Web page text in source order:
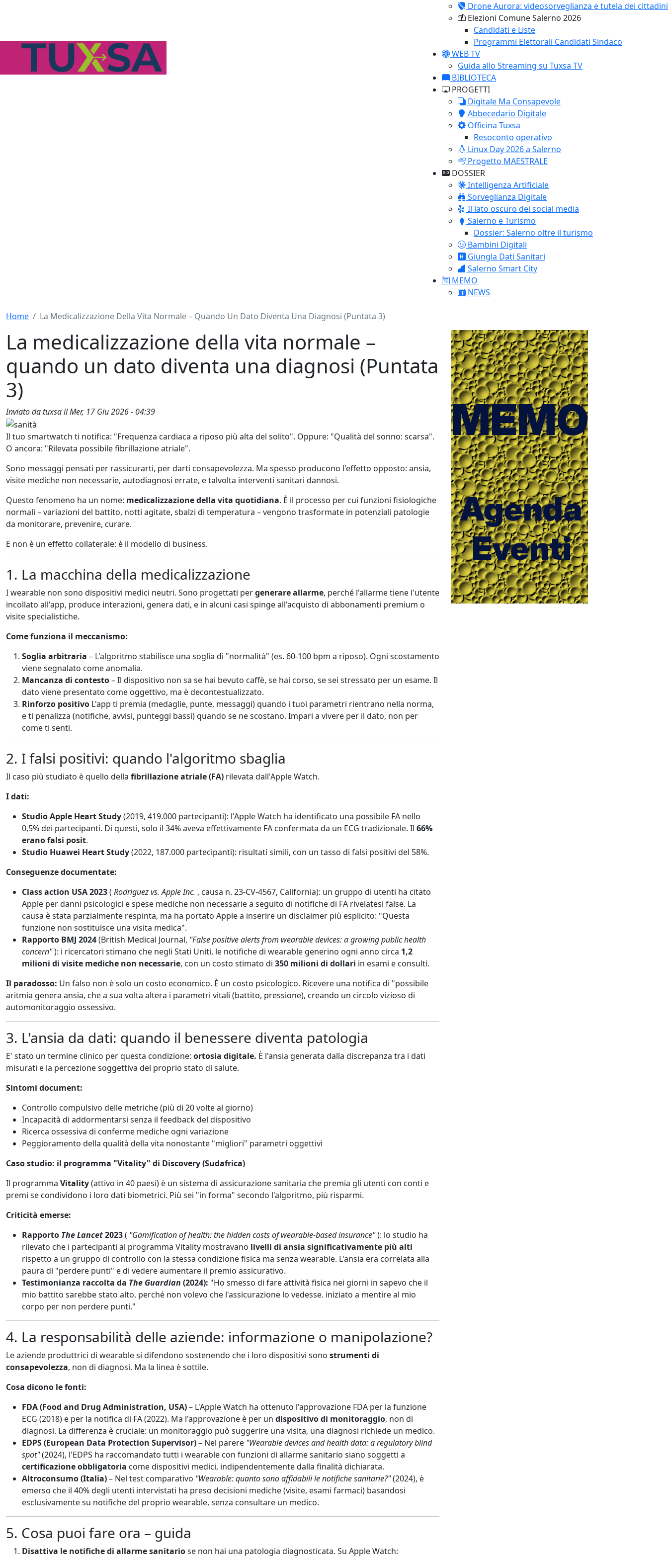
Drone Aurora: videosorveglianza e tutela dei cittadini
Elezioni Comune Salerno 2026
Candidati e Liste
Programmi Elettorali Candidati Sindaco
WEB TV
Guida allo Streaming su Tuxsa TV
BIBLIOTECA
PROGETTI
Digitale Ma Consapevole
Abbecedario Digitale
Officina Tuxsa
Resoconto operativo
Linux Day 2026 a Salerno
Progetto MAESTRALE
DOSSIER
Intelligenza Artificiale
Sorveglianza Digitale
Il lato oscuro dei social media
Salerno e Turismo
Dossier: Salerno oltre il turismo
Bambini Digitali
Giungla Dati Sanitari
Salerno Smart City
MEMO
NEWS
Home La Medicalizzazione Della Vita Normale – Quando Un Dato Diventa Una Diagnosi (Puntata 3)
La medicalizzazione della vita normale –
quando un dato diventa una diagnosi (Puntata
3)
Inviato datuxsailMer, 17 Giu 2026 - 04:39
Il tuo smartwatch ti notifica: "Frequenza cardiaca a riposo più alta del solito". Oppure: "Qualità del sonno: scarsa".
O ancora: "Rilevata possibile fibrillazione atriale".
Sono messaggi pensati per rassicurarti, per darti consapevolezza. Ma spesso producono l'effetto opposto: ansia,
visite mediche non necessarie, autodiagnosi errate, e talvolta interventi sanitari dannosi.
Questo fenomeno ha un nome: medicalizzazione della vita quotidiana. È il processo per cui funzioni fisiologiche
normali – variazioni del battito, notti agitate, sbalzi di temperatura – vengono trasformate in potenziali patologie
da monitorare, prevenire, curare.
E non è un effetto collaterale: è il modello di business.
1. La macchina della medicalizzazione
I wearable non sono dispositivi medici neutri. Sono progettati pergenerare allarme, perché l'allarme tiene l'utente
incollato all'app, produce interazioni, genera dati, e in alcuni casi spinge all'acquisto di abbonamenti premium o
visite specialistiche.
Come funziona il meccanismo:
Soglia arbitraria – L'algoritmo stabilisce una soglia di "normalità" (es. 60-100 bpm a riposo). Ogni scostamento
viene segnalato come anomalia.
Mancanza di contesto– Il dispositivo non sa se hai bevuto caffè, se hai corso, se sei stressato per un esame. Il
dato viene presentato come oggettivo, ma è decontestualizzato.
Rinforzo positivo L'app ti premia (medaglie, punte, messaggi) quando i tuoi parametri rientrano nella norma,
e ti penalizza (notifiche, avvisi, punteggi bassi) quando se ne scostano. Impari a vivere per il dato, non per
come ti senti.
2. I falsi positivi: quando l'algoritmo sbaglia
Il caso più studiato è quello della fibrillazione atriale (FA) rilevata dall'Apple Watch.
I dati:
Studio Apple Heart Study(2019, 419.000 partecipanti): l'Apple Watch ha identificato una possibile FA nello
0,5% dei partecipanti. Di questi, solo il 34% aveva effettivamente FA confermata da un ECG tradizionale. Il 66%
erano falsi posit.
Studio Huawei Heart Study(2022, 187.000 partecipanti): risultati simili, con un tasso di falsi positivi del 58%.
Conseguenze documentate:
Class action USA 2023( Rodriguez vs. Apple Inc. , causa n. 23-CV-4567, California): un gruppo di utenti ha citato
Apple per danni psicologici e spese mediche non necessarie a seguito di notifiche di FA rivelatesi false. La
causa è stata parzialmente respinta, ma ha portato Apple a inserire un disclaimer più esplicito: "Questa
funzione non sostituisce una visita medica".
Rapporto BMJ 2024(British Medical Journal, "False positive alerts from wearable devices: a growing public health
concern"): i ricercatori stimano che negli Stati Uniti, le notifiche di wearable generino ogni anno circa 1,2
milioni di visite mediche non necessarie, con un costo stimato di 350 milioni di dollari in esami e consulti.
Il paradosso: Un falso non è solo un costo economico. È un costo psicologico. Ricevere una notifica di "possibile
aritmia genera ansia, che a sua volta altera i parametri vitali (battito, pressione), creando un circolo vizioso di
automonitoraggio ossessivo.
3. L'ansia da dati: quando il benessere diventa patologia
E' stato un termine clinico per questa condizione: ortosia digitale. È l'ansia generata dalla discrepanza tra i dati
misurati e la percezione soggettiva del proprio stato di salute.
Sintomi document:
Controllo compulsivo delle metriche (più di 20 volte al giorno)
Incapacità di addormentarsi senza il feedback del dispositivo
Ricerca ossessiva di conferme mediche ogni variazione
Peggioramento della qualità della vita nonostante "migliori" parametri oggettivi
Caso studio: il programma "Vitality" di Discovery (Sudafrica)
Il programma Vitality(attivo in 40 paesi) è un sistema di assicurazione sanitaria che premia gli utenti con conti e
premi se condividono i loro dati biometrici. Più sei "in forma" secondo l'algoritmo, più risparmi.
Criticità emerse:
Rapporto The Lancet2023( "Gamification of health: the hidden costs of wearable-based insurance"): lo studio ha
rilevato che i partecipanti al programma Vitality mostravano livelli di ansia significativamente più alti
rispetto a un gruppo di controllo con la stessa condizione fisica ma senza wearable. L'ansia era correlata alla
paura di "perdere punti" e di vedere aumentare il premio assicurativo.
Testimonianza raccolta da The Guardian (2024): "Ho smesso di fare attività fisica nei giorni in sapevo che il
mio battito sarebbe stato alto, perché non volevo che l'assicurazione lo vedesse. iniziato a mentire al mio
corpo per non perdere punti."
4. La responsabilità delle aziende: informazione o manipolazione?
Le aziende produttrici di wearable si difendono sostenendo che i loro dispositivi sono strumenti di
consapevolezza, non di diagnosi. Ma la linea è sottile.
Cosa dicono le fonti:
FDA (Food and Drug Administration, USA)– L'Apple Watch ha ottenuto l'approvazione FDA per la funzione
ECG (2018) e per la notifica di FA (2022). Ma l'approvazione è per un dispositivo di monitoraggio, non di
diagnosi. La differenza è cruciale: un monitoraggio può suggerire una visita, una diagnosi richiede un medico.
EDPS (European Data Protection Supervisor)– Nel parere "Wearable devices and health data: a regulatory blind
spot"(2024), l'EDPS ha raccomandato tutti i wearable con funzioni di allarme sanitario siano soggetti a
certificazione obbligatoria come dispositivi medici, indipendentemente dalla finalità dichiarata.
Altroconsumo (Italia)– Nel test comparativo "Wearable: quanto sono affidabili le notifiche sanitarie?"(2024), è
emerso che il 40% degli utenti intervistati ha preso decisioni mediche (visite, esami farmaci) basandosi
esclusivamente su notifiche del proprio wearable, senza consultare un medico.
5. Cosa puoi fare ora – guida
Disattiva le notifiche di allarme sanitariose non hai una patologia diagnosticata. Su Apple Watch: